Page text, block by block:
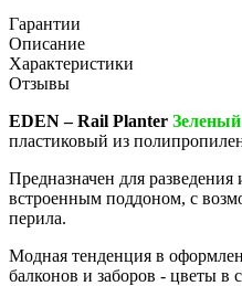
Гарантии
Описание
Характеристики
Отзывы
EDEN – Rail Planter Зеленый
пластиковый из
Предназначен для
встроенным поддоном, с
перила.
Модная тенденция в
балконов и заборов - цветы в